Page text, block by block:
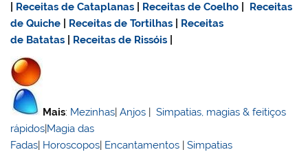
Receitas de Cataplanas Receitas de Coelho
Receitas
de Quiche
Receitas de Tortilhas
Receitas
de Batatas
Receitas de Rissóis
Mais: Mezinhas|Anjos |Simpatias, magias & feitiços
rápidos|Magia das
Fadas| Horoscopos| Encantamentos |Simpatias